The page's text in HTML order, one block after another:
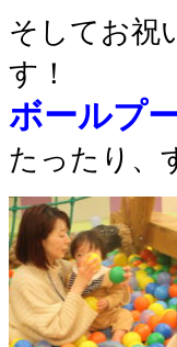
そしてお祝
す！
ボールプ
たったり、